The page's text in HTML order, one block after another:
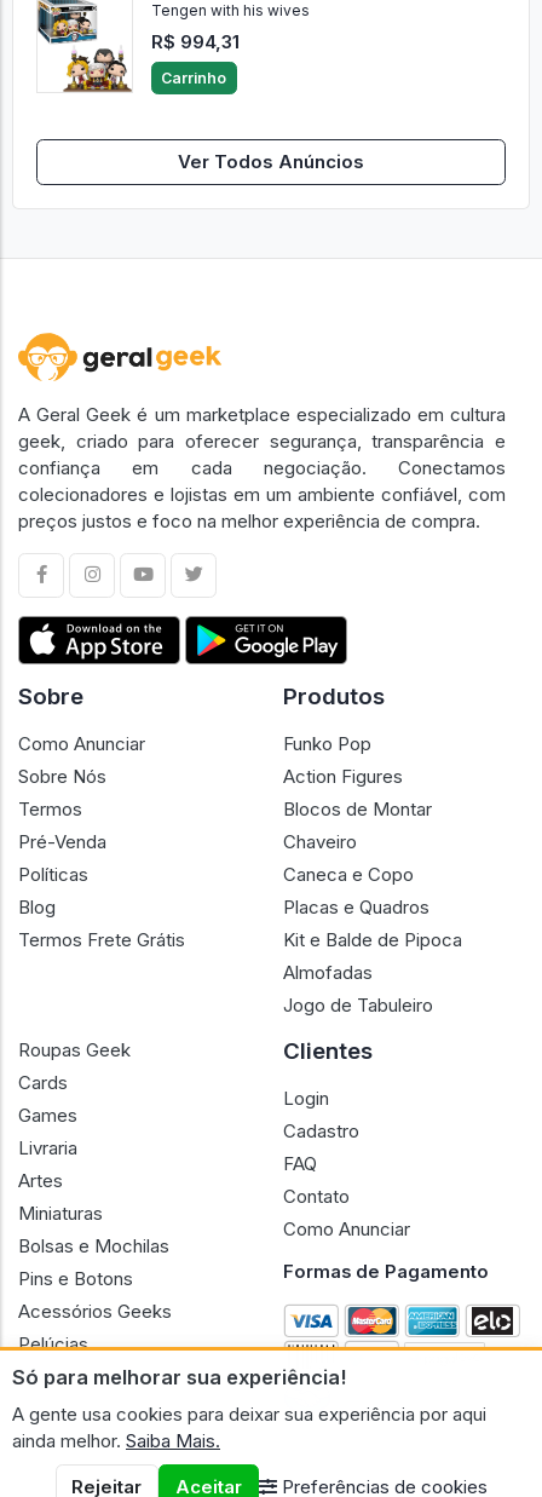
Tengen with his wives
R$ 994,31
Carrinho
Ver Todos Anúncios
Só para melhorar sua experiência!
A gente usa cookies para deixar sua experiência por aqui
ainda melhor. Saiba Mais.
Rejeitar
Aceitar Preferências de cookies
A Geral Geek é um marketplace especializado em cultura
geek, criado para oferecer segurança, transparência e
confiança em cada negociação. Conectamos
colecionadores e lojistas em um ambiente confiável, com
preços justos e foco na melhor experiência de compra.
Sobre
Como Anunciar
Sobre Nós
Termos
Pré-Venda
Políticas
Blog
Termos Frete Grátis
Produtos
Funko Pop
Action Figures
Blocos de Montar
Chaveiro
Caneca e Copo
Placas e Quadros
Kit e Balde de Pipoca
Almofadas
Jogo de Tabuleiro
Roupas Geek
Cards
Games
Livraria
Artes
Miniaturas
Bolsas e Mochilas
Pins e Botons
Acessórios Geeks
Pelúcias
Bonecas
Clientes
Login
Cadastro
FAQ
Contato
Como Anunciar
Formas de Pagamento